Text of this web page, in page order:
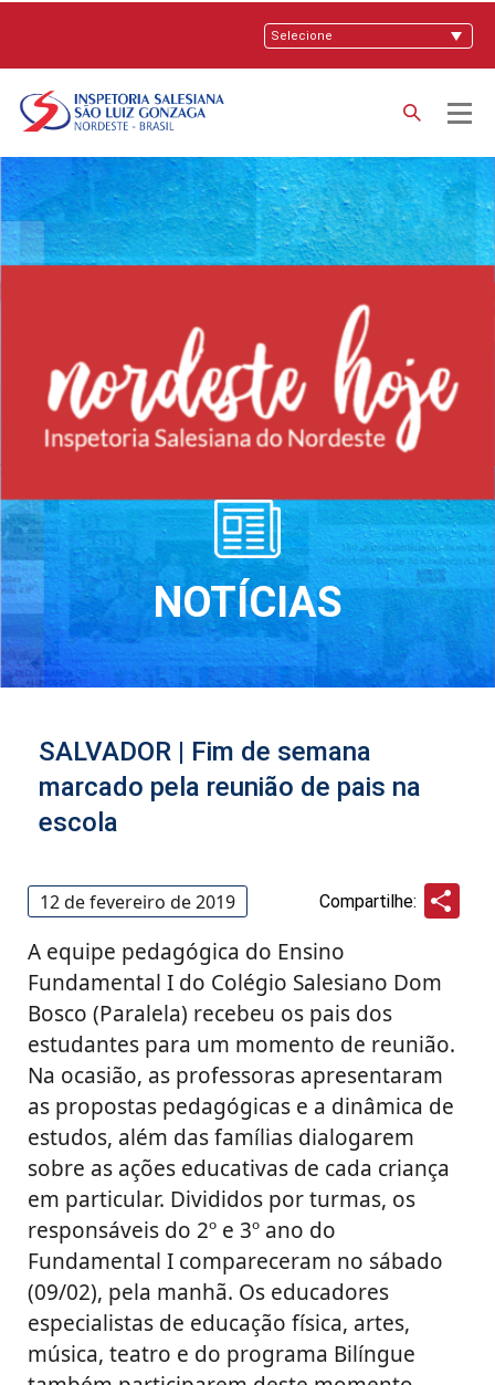
NOTÍCIAS
SALVADOR | Fim de semana
marcado pela reunião de pais na
escola
12 de fevereiro de 2019 Compartilhe:
A equipe pedagógica do Ensino
Fundamental I do Colégio Salesiano Dom
Bosco (Paralela) recebeu os pais dos
estudantes para um momento de reunião.
Na ocasião, as professoras apresentaram
as propostas pedagógicas e a dinâmica de
estudos, além das famílias dialogarem
sobre as ações educativas de cada criança
em particular. Divididos por turmas, os
responsáveis do 2º e 3º ano do
Fundamental I compareceram no sábado
(09/02), pela manhã. Os educadores
especialistas de educação física, artes,
música, teatro e do programa Bilíngue